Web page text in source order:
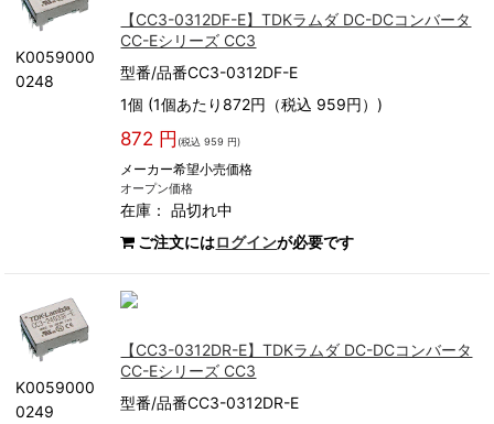
K0059000
0248
【CC3-0312DF-E】TDKラムダ DC-DCコンバータ
CC-Eシリーズ CC3
型番/品番CC3-0312DF-E
1個 (1個あたり872円（税込 959円）)
872 円 (税込 959 円)
メーカー希望小売価格
オープン価格
在庫：品切れ中
ご注文にはログインが必要です
K0059000
0249
【CC3-0312DR-E】TDKラムダ DC-DCコンバータ
CC-Eシリーズ CC3
型番/品番CC3-0312DR-E